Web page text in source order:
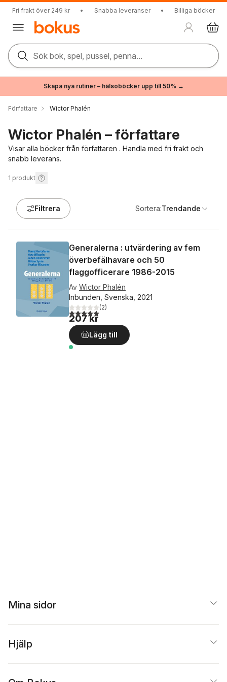
Fri frakt över 249 kr • Snabba leveranser • Billiga böcker
Sök bok, spel, pussel, penna...
Skapa nya rutiner – hälsoböcker upp till 50% →
Författare Wictor Phalén
Wictor Phalén – författare
Visar alla böcker från författaren . Handla med fri frakt och
snabb leverans.
1 produkt
Filtrera Sortera:Trendande
Generalerna : utvärdering av fem
överbefälhavare och 50
flaggofficerare 1986-2015
Av Wictor Phalén
Inbunden, Svenska, 2021
5,0utav 5 stjärnor. Totalt antal röster:
(2)
207 kr
Lägg till
Mina sidor
Hjälp